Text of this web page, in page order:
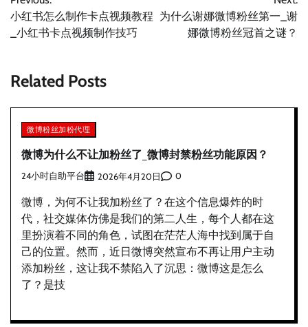
章
导
小红书怎么制作卡点视频教程
_小红书卡点视频制作技巧
为什么谢娜微博粉丝第一_谢
娜微博粉丝冠首之谜？
Related Posts
微博粉丝加粉代理
微博为什么不让加粉丝了_微博封禁粉丝功能原因？
24小时自助平台 2026年4月20日 0
微博，为何不让我加粉丝了？在这个信息爆炸的时
代，社交媒体仿佛是我们的第二人生，每个人都在这
里扮演着不同的角色，试图在茫茫人海中找到属于自
己的位置。然而，近日微博突然宣布不再让用户主动
添加粉丝，这让我不禁陷入了沉思：微博这是怎么
了？是技